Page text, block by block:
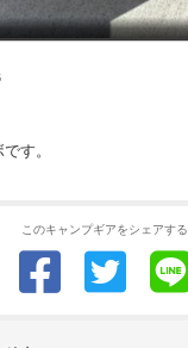
す。
このキャンプギアをシェアする